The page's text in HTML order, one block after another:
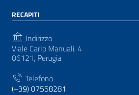
RECAPITI
Indirizzo
Viale Carlo Manuali, 4
06121, Perugia
Telefono
(+39) 07558281